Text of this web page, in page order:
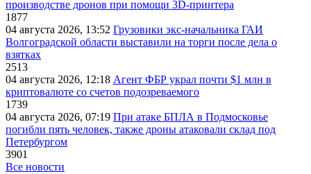
производстве дронов при помощи 3D‑принтера
1877
04 августа 2026, 13:52 Грузовики экс-начальника ГАИ
Волгоградской области выставили на торги после дела о
взятках
2513
04 августа 2026, 12:18 Агент ФБР украл почти $1 млн в
криптовалюте со счетов подозреваемого
1739
04 августа 2026, 07:19 При атаке БПЛА в Подмосковье
погибли пять человек, также дроны атаковали склад под
Петербургом
3901
Все новости